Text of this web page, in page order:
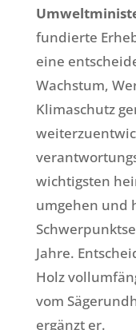
fundierte
eine
Wachstum,
Klimaschutz
wichtigsten
umgehen und
Jahre.
Holz
vom
ergänzt er.